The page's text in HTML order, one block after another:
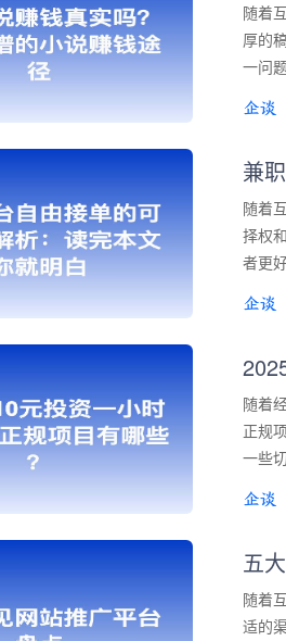
随着
厚的
一问
兼
随着
择权
者更
随着
正规
一些
五
随着
适的